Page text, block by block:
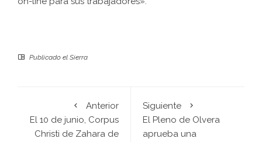
Publicado el Sierra
Anterior
El 10 de junio, Corpus
Christi de Zahara de
Siguiente
El Pleno de Olvera
aprueba una